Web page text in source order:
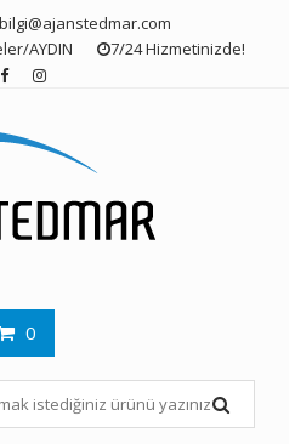
AYDIN
7/24 Hizmetinizde!
0